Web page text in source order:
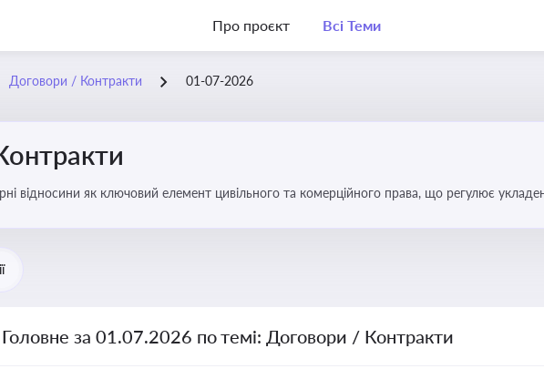
Про проєкт Всі Теми
Договори / Контракти 01-07-2026
відносини як ключовий елемент цивільного та комерційного права, що регулює
Головне за 01.07.2026 по темі: Договори / Контракти